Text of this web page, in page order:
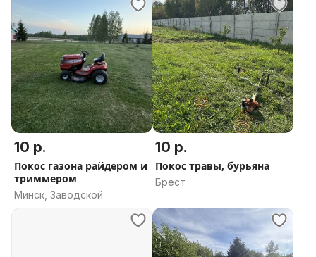
10 р.
Покос газона райдером и
триммером
Минск, Заводской
10 р.
Покос травы, бурьяна
Брест